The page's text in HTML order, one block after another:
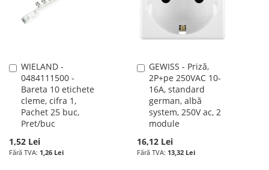
WIELAND -
0484111500 -
Bareta 10 etichete
cleme, cifra 1,
Pachet 25 buc,
Pret/buc
1,52 Lei
1,26 Lei
Adauga
în
cos
GEWISS - Priză,
2P+pe 250VAC 10-
16A, standard
german, albă
system, 250V ac, 2
module
16,12 Lei
13,32 Lei
Adauga
în
cos